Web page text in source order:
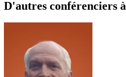
D'autres conférenciers à